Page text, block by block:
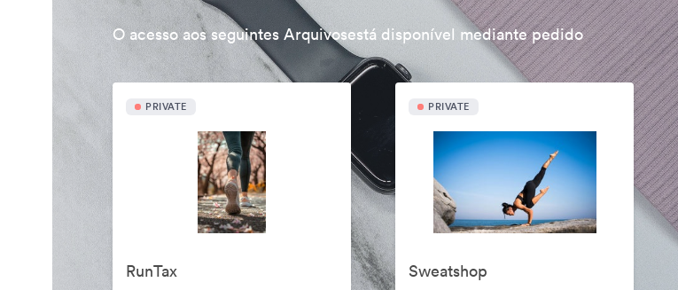
O acesso aos seguintes Arquivosestá disponível mediante pedido
PRIVATE
RunTax
PRIVATE
Sweatshop